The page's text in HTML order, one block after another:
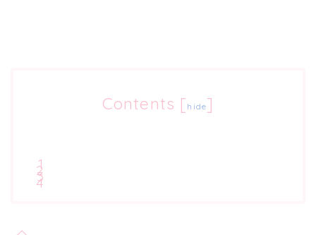
Contents [ hide]